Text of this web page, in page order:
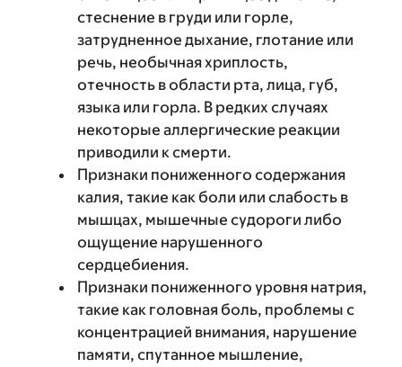
стеснение в груди или горле,
затрудненное дыхание, глотание или
речь, необычная хриплость,
отечность в области рта, лица, губ,
языка или горла. В редких случаях
некоторые аллергические реакции
приводили к смерти.
Признаки пониженного содержания
калия, такие как боли или слабость в
мышцах, мышечные судороги либо
ощущение нарушенного
сердцебиения.
Признаки пониженного уровня натрия,
такие как головная боль, проблемы с
концентрацией внимания, нарушение
памяти, спутанное мышление,